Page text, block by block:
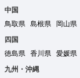
中国
鳥取県
島根県 岡山県
四国
徳島県
香川県 愛媛県
九州・沖縄